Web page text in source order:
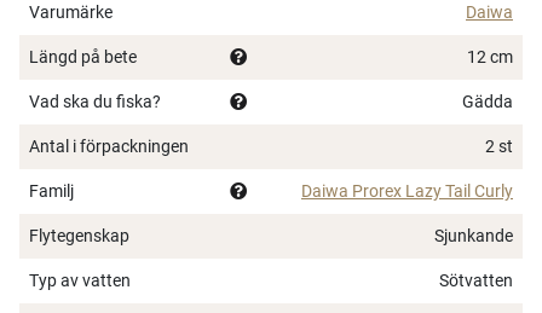
Varumärke Daiwa
Längd på bete 12 cm
Vad ska du fiska? Gädda
Antal i förpackningen 2 st
Familj Daiwa Prorex Lazy Tail Curly
Flytegenskap Sjunkande
Typ av vatten Sötvatten